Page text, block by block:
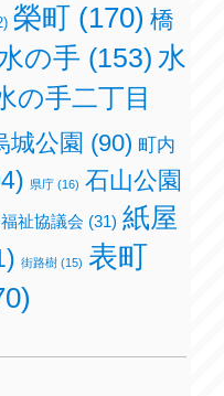
榮町 (170) 橋
の手 (153) 水
の手二丁目
城公園 (90) 町内
県庁(16) 石山公園
祉協議会 (31) 紙屋
街路樹(15) 表町